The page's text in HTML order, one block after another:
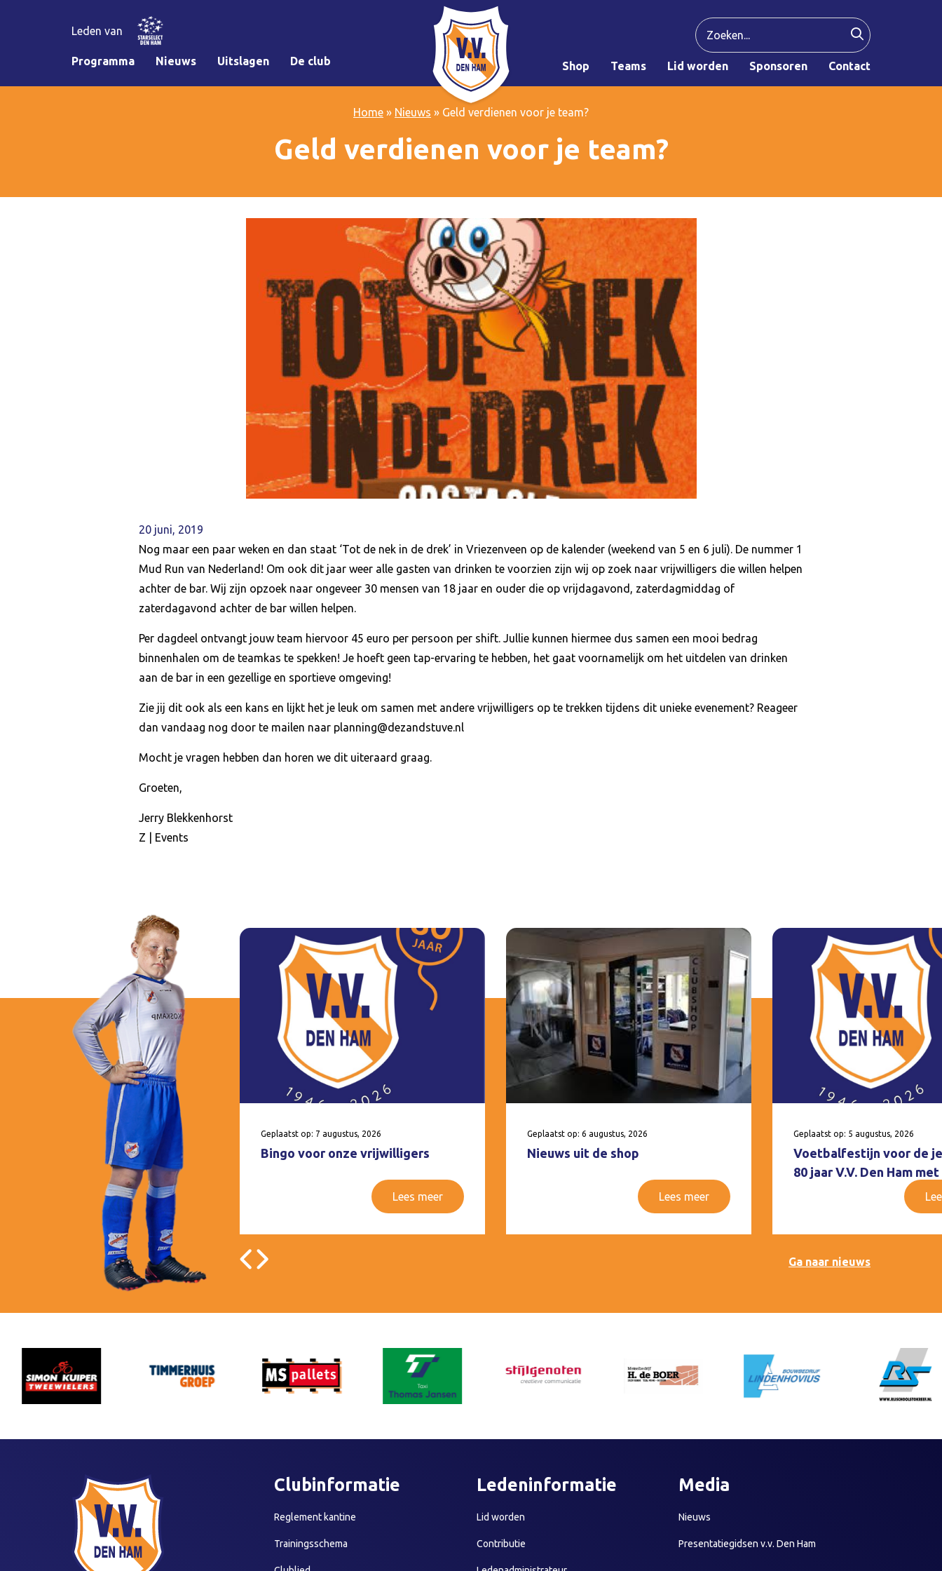
Leden van
Programma Nieuws Uitslagen De club Shop Teams Lid worden Sponsoren Contact
Home » Nieuws » Geld verdienen voor je team?
Geld verdienen voor je team?
20 juni, 2019
Nog maar een paar weken en dan staat ‘Tot de nek in de drek’ in Vriezenveen op de kalender (weekend van 5 en 6 juli). De nummer 1
Mud Run van Nederland! Om ook dit jaar weer alle gasten van drinken te voorzien zijn wij op zoek naar vrijwilligers die willen helpen
achter de bar. Wij zijn opzoek naar ongeveer 30 mensen van 18 jaar en ouder die op vrijdagavond, zaterdagmiddag of
zaterdagavond achter de bar willen helpen.
Per dagdeel ontvangt jouw team hiervoor 45 euro per persoon per shift. Jullie kunnen hiermee dus samen een mooi bedrag
binnenhalen om de teamkas te spekken! Je hoeft geen tap-ervaring te hebben, het gaat voornamelijk om het uitdelen van drinken
aan de bar in een gezellige en sportieve omgeving!
Zie jij dit ook als een kans en lijkt het je leuk om samen met andere vrijwilligers op te trekken tijdens dit unieke evenement? Reageer
dan vandaag nog door te mailen naar planning@dezandstuve.nl
Mocht je vragen hebben dan horen we dit uiteraard graag.
Groeten,
Jerry Blekkenhorst
Z | Events
Geplaatst op: 7 augustus, 2026
Bingo voor onze vrijwilligers
Lees meer
Geplaatst op: 6 augustus, 2026
Nieuws uit de shop
Lees meer
Geplaatst op: 5 augustus, 2026
Voetbalfestijn voor de
80 jaar V.V. Den Ham
Ga naar nieuws
Clubinformatie
Reglement kantine
Trainingsschema
Ledeninformatie
Lid worden
Contributie
Media
Nieuws
Presentatiegidsen v.v. Den Ham